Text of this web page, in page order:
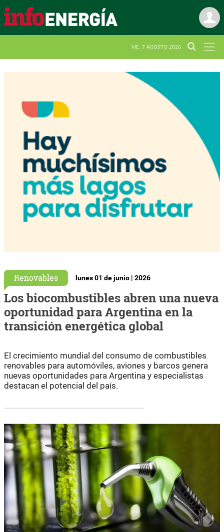
VIE. 7 AGOSTO 2026
Renovables lunes 01 de junio | 2026
Los biocombustibles abren una nueva
oportunidad para Argentina en la
transición energética global
El crecimiento mundial del consumo de combustibles
renovables para automóviles, aviones y barcos genera
nuevas oportunidades para Argentina y especialistas
destacan el potencial del país.